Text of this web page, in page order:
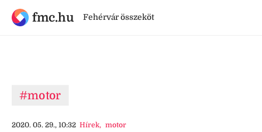
fmc.hu Fehérvár összeköt
#motor
2020. 05. 29., 10:32 Hírek, motor